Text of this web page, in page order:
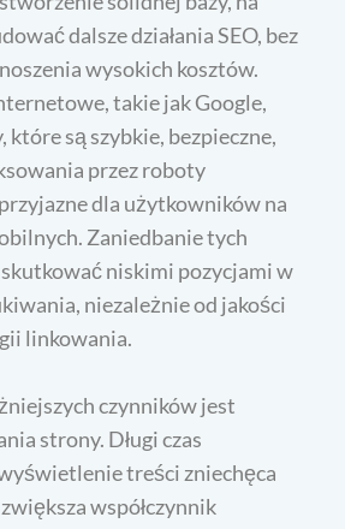
dalsze działania SEO, bez
wysokich kosztów.
takie jak Google,
są szybkie, bezpieczne,
przez roboty
dla użytkowników na
Zaniedbanie tych
niskimi pozycjami w
niezależnie od jakości
linkowania.
czynników jest
strony. Długi czas
treści zniechęca
współczynnik